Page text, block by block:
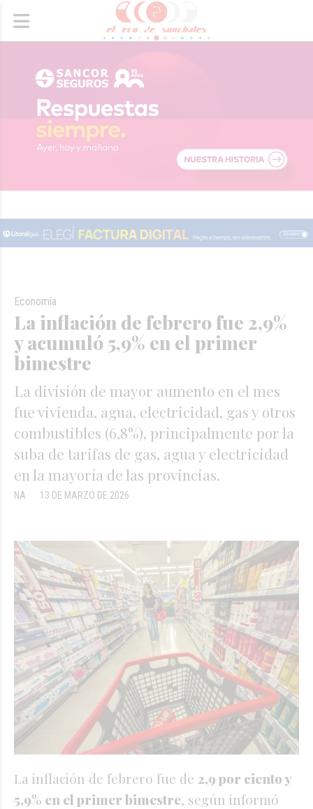
La inflación de febrero fue 2,9%
y acumuló 5,9% en el primer
bimestre
La división de mayor aumento en el mes
fue vivienda, agua, electricidad, gas y otros
combustibles (6,8%), principalmente por la
suba de tarifas de gas, agua y electricidad
en la mayoría de las provincias.
Economía
13 DE MARZO DE 2026
NA
La inflación de febrero fue de 2,9 por ciento y
5,9% en el primer bimestre, según informó